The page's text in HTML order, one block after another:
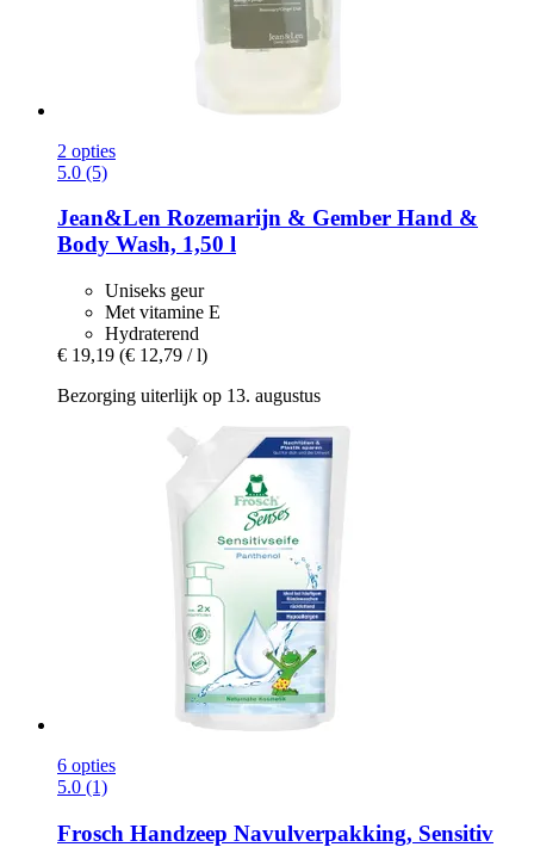
2 opties
5.0 (5)
Jean&Len Rozemarijn & Gember Hand &
Body Wash, 1,50 l
Uniseks geur
Met vitamine E
Hydraterend
€ 19,19 (€ 12,79 / l)
Bezorging uiterlijk op 13. augustus
6 opties
5.0 (1)
Frosch Handzeep Navulverpakking, Sensitiv